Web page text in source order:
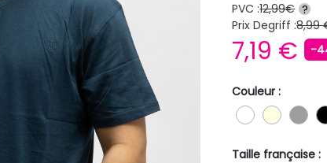
PVC :12,99€ ?
Prix Degriff :8,99
7,19 € -
Couleur :
BLANCBLANC
Taille française :